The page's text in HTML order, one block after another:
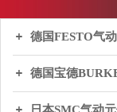
德国FESTO气
德国宝德